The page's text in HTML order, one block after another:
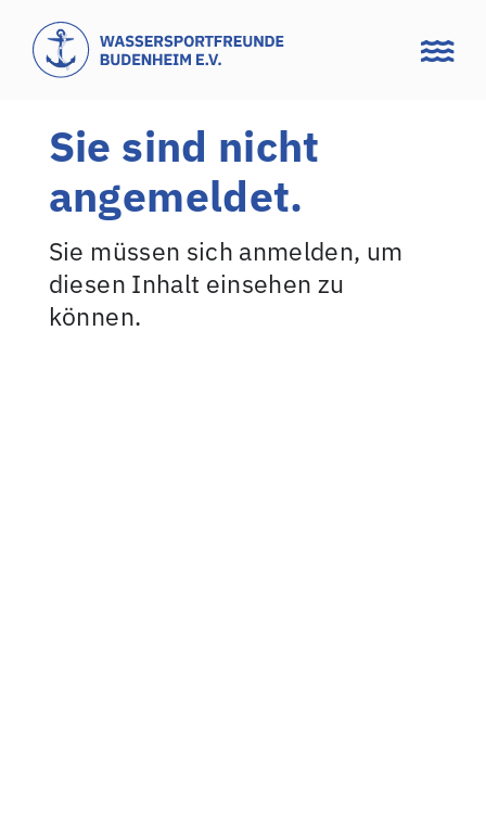
Zum
Inhalt
springen
Sie sind nicht
angemeldet.
Sie müssen sich anmelden, um
diesen Inhalt einsehen zu
können.